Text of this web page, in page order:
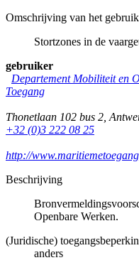
Omschrijving van het gebruik
Stortzones in de
gebruiker
Departement Mobiliteit en
Toegang
Thonetlaan 102 bus 2
+32 (0)3 222 08 25
http://
Beschrijving
Openbare Werken.
(Juridische)
anders